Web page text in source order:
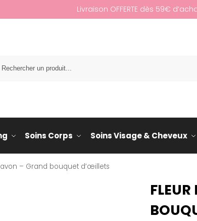
Livraison OFFERTE dès 59€
Soins Corps Soins Visage & Cheveux
– Grand bouquet d’œillets